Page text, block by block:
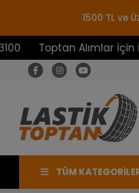
1500 TL ve
Alımlar İçin İletişime
TÜM